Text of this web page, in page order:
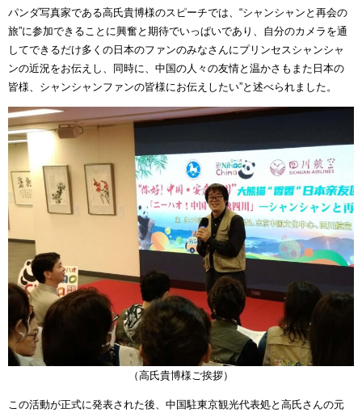
パンダ写真家である高氏貴博様のスピーチでは、“シャンシャンと再会の
旅”に参加できることに興奮と期待でいっぱいであり、自分のカメラを通
してできるだけ多くの日本のファンのみなさんにプリンセスシャンシャ
ンの近況をお伝えし、同時に、中国の人々の友情と温かさもまた日本の
皆様、シャンシャンファンの皆様にお伝えしたい”と述べられました。
（高氏貴博様ご挨拶）
この活動が正式に発表された後、中国駐東京観光代表処と高氏さんの元